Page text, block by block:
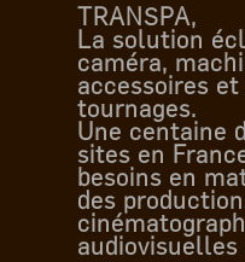
TRANSPA,
La solution
caméra,
accessoires
tournages.
Une centaine
sites en
besoins en
des